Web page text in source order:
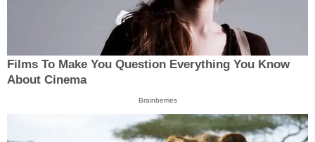
Films To Make You Question Everything You Know
About Cinema
Brainberries